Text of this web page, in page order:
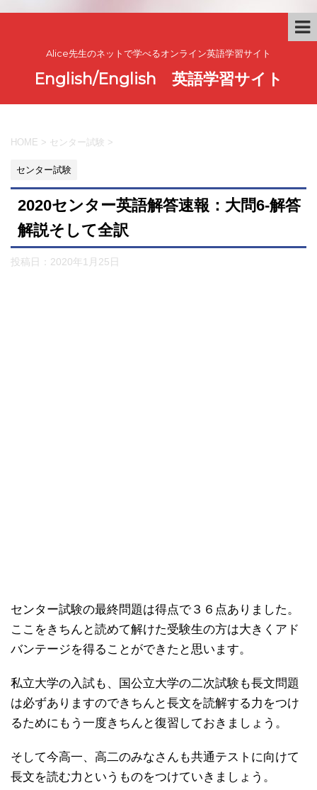
Alice先生のネットで学べるオンライン英語学習サイト
English/English 英語学習サイト
HOME > センター試験 >
センター試験
2020センター英語解答速報：大問6-解答
解説そして全訳
投稿日： 2020年1月25日
センター試験の最終問題は得点で３６点ありました。
ここをきちんと読めて解けた受験生の方は大きくアド
バンテージを得ることができたと思います。
私立大学の入試も、国公立大学の二次試験も長文問題
は必ずありますのできちんと長文を読解する力をつけ
るためにもう一度きちんと復習しておきましょう。
そして今高一、高二のみなさんも共通テストに向けて
長文を読む力というものをつけていきましょう。